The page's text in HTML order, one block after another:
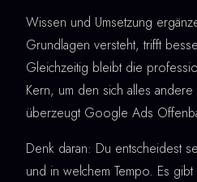
Wissen und Umsetzung
Grundlagen versteht, trifft
Gleichzeitig bleibt die
Kern, um den sich alles
überzeugt Google Ads
Denk daran: Du entscheidest
und in welchem Tempo. Es